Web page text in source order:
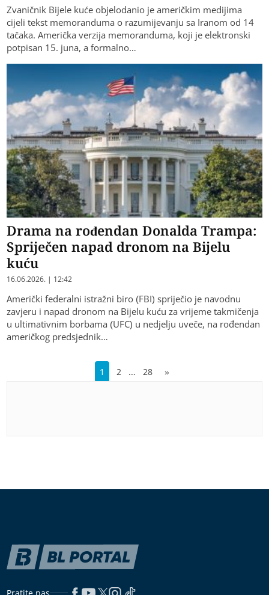
Zvaničnik Bijele kuće objelodanio je američkim medijima
cijeli tekst memoranduma o razumijevanju sa Iranom od 14
tačaka. Američka verzija memoranduma, koji je elektronski
potpisan 15. juna, a formalno…
Drama na rođendan Donalda Trampa:
Spriječen napad dronom na Bijelu
kuću
16.06.2026. | 12:42
Američki federalni istražni biro (FBI) spriječio je navodnu
zavjeru i napad dronom na Bijelu kuću za vrijeme takmičenja
u ultimativnim borbama (UFC) u nedjelju uveče, na rođendan
američkog predsjednik…
1 2 … 28 »